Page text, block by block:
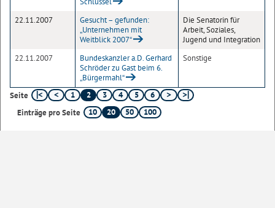
22.11.2007
Gesucht – gefunden:
„Unternehmen mit
Weitblick 2007“
Die Senatorin für
Arbeit, Soziales,
Jugend und Integration
22.11.2007
Bundeskanzler a.D. Gerhard
Schröder zu Gast beim 6.
„Bürgermahl“
Sonstige
Seite 1 2 3 4 5
6
Einträge pro Seite
10 20 50 100